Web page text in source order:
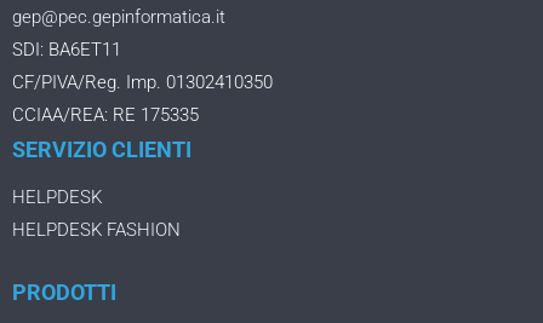
gep@pec.gepinformatica.it
SDI: BA6ET11
CF/PIVA/Reg. Imp. 01302410350
CCIAA/REA: RE 175335
SERVIZIO CLIENTI
HELPDESK
HELPDESK FASHION
PRODOTTI